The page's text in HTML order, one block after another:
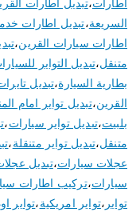
اطارات،تبديل اطارات
السريعة،تبديل اطارات
اطارات سيارات القرين،
متنقل،تبديل التواير
بطارية السيارة،تبديل
القرين،تبديل تواير امام
بلبيت،تبديل تواير سيارات،
متنقل،تبديل تواير متنقلة،
عجلات سيارات،تبديل
سيارات،تركيب اطارات
تواير ،تواير امريكية،تواير